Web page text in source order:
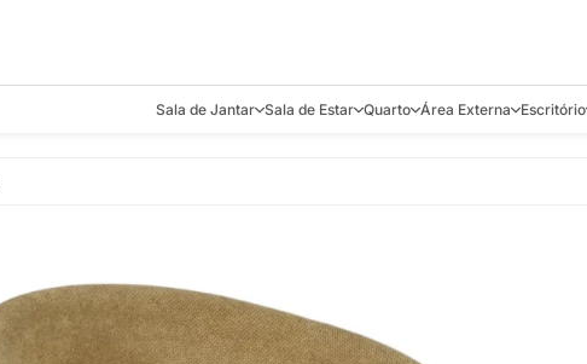
Sala de Jantar
Adegas
Mesas de Jantar
Sala de Estar
Poltronas
Racks e Sofá Table
Quarto
Recamier e Bancos
Área Externa Escritório